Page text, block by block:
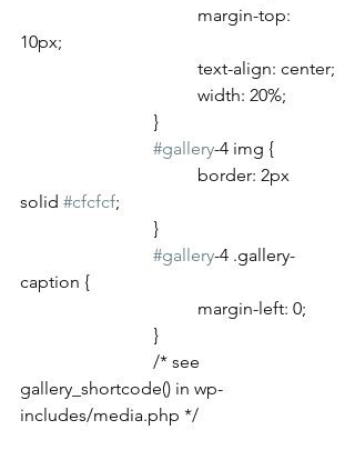
10px;
				text-align: center;
				width: 20%;
			}
#gallery-4 img {
solid #cfcfcf;
			}
#gallery-4 .gallery-
caption {
				margin-left: 0;
			}
gallery_shortcode() in wp-
includes/media.php */